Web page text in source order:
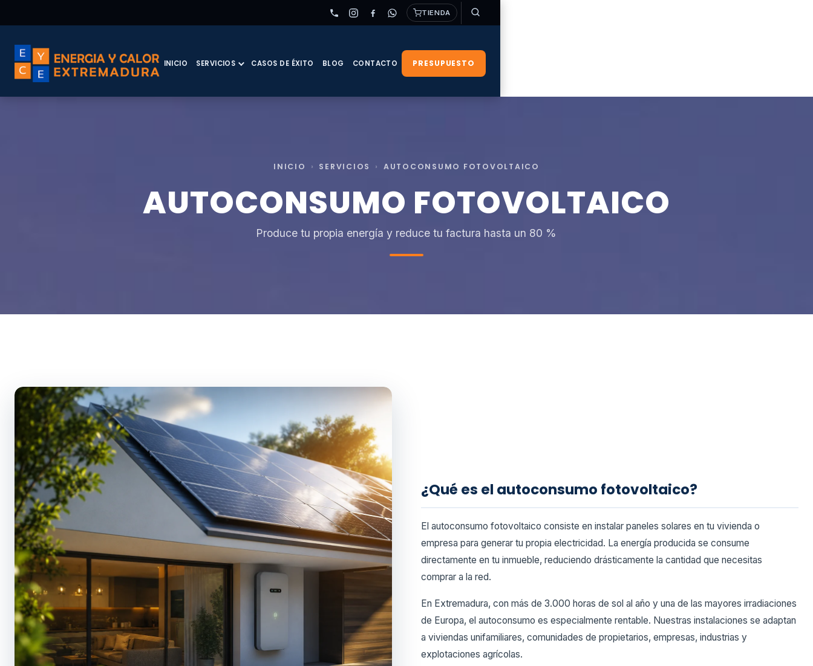
TIENDA
INICIO SERVICIOS CASOS DE ÉXITO BLOG CONTACTO PRESUPUESTO
INICIO › SERVICIOS › AUTOCONSUMO FOTOVOLTAICO
AUTOCONSUMO FOTOVOLTAICO
Produce tu propia energía y reduce tu factura hasta un 80 %
¿Qué es el autoconsumo fotovoltaico?
El autoconsumo fotovoltaico consiste en instalar paneles solares en tu vivienda o
empresa para generar tu propia electricidad. La energía producida se consume
directamente en tu inmueble, reduciendo drásticamente la cantidad que necesitas
comprar a la red.
En Extremadura, con más de 3.000 horas de sol al año y una de las mayores irradiaciones
de Europa, el autoconsumo es especialmente rentable. Nuestras instalaciones se adaptan
a viviendas unifamiliares, comunidades de propietarios, empresas, industrias y
explotaciones agrícolas.